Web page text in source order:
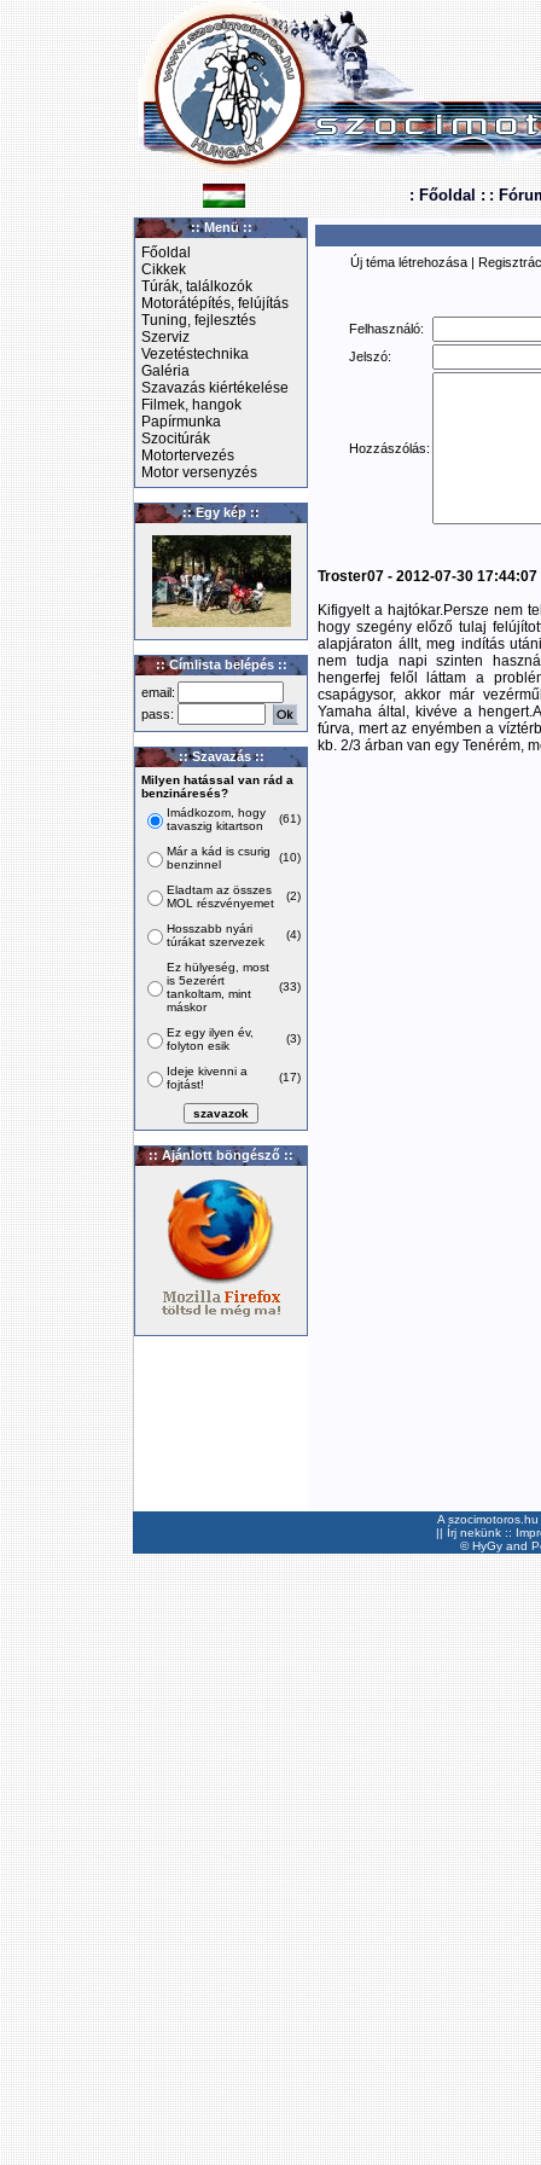
: Főoldal : :
:: Menü ::
Főoldal
Cikkek
Túrák, találkozók
Motorátépítés, felújítás
Tuning, fejlesztés
Szerviz
Vezetéstechnika
Galéria
Szavazás kiértékelése
Filmek, hangok
Papírmunka
Szocitúrák
Motortervezés
Motor versenyzés
:: Egy kép ::
:: Címlista belépés ::
email:
pass:
:: Szavazás ::
Milyen hatással van rád a
benzináresés?
Imádkozom, hogy
tavaszig kitartson
(61)
Már a kád is csurig
benzinnel
(10)
Eladtam az összes
MOL részvényemet
(2)
Hosszabb nyári
túrákat szervezek
(4)
Ez hülyeség, most
is 5ezerért
tankoltam, mint
máskor
(33)
Ez egy ilyen év,
folyton esik
(3)
Ideje kivenni a
fojtást!
(17)
:: Ajánlott böngésző ::
Új téma létrehozása |
Felhasználó:
Jelszó:
Hozzászólás:
Troster07 - 2012-07-30 17:44:07
Kifigyelt a hajtókar.Persze nem
hogy szegény előző tulaj
alapjáraton állt, meg indítás
nem tudja napi szinten
hengerfej felől láttam a
csapágysor, akkor már
Yamaha által, kivéve a
fúrva, mert az enyémben a
kb. 2/3 árban van egy Tenérém,
A
|| Írj nekünk ::
©HyGyand